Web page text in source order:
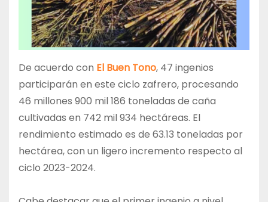
De acuerdo con El Buen Tono, 47 ingenios
participarán en este ciclo zafrero, procesando
46 millones 900 mil 186 toneladas de caña
cultivadas en 742 mil 934 hectáreas. El
rendimiento estimado es de 63.13 toneladas por
hectárea, con un ligero incremento respecto al
ciclo 2023-2024.